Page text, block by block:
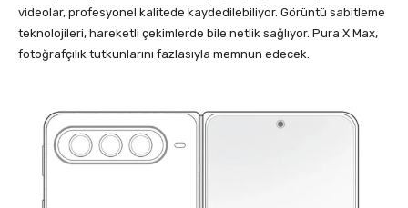
videolar, profesyonel kalitede kaydedilebiliyor. Görüntü sabitleme
teknolojileri, hareketli çekimlerde bile netlik sağlıyor. Pura X Max,
fotoğrafçılık tutkunlarını fazlasıyla memnun edecek.